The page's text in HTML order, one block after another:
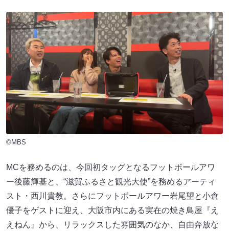
©MBS
MCを務めるのは、今回初タッグとなるフットボールアワ
ー後藤輝基と、“滋賀ふるさと観光大使”を務めるアーティ
スト・西川貴教。さらにフットボールアワー岩尾望と小倉
優子をゲストに迎え、大阪市内にある実在の焼き鳥屋『え
えねん』から、リラックスした雰囲気のなか、自由奔放な